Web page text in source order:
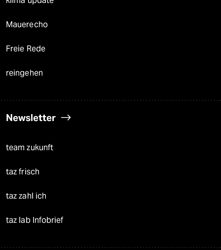
Mauerecho
Freie Rede
reingehen
Newsletter
team zukunft
taz frisch
taz zahl ich
taz lab Infobrief